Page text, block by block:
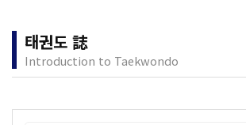
태권도 誌
Introduction to Taekwondo